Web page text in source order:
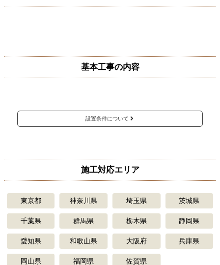
YKK APの内窓へ LIXILの内窓へ
内窓・二重窓のリフォーム工事について
工事付き商品購入の流れ
基本工事の内容